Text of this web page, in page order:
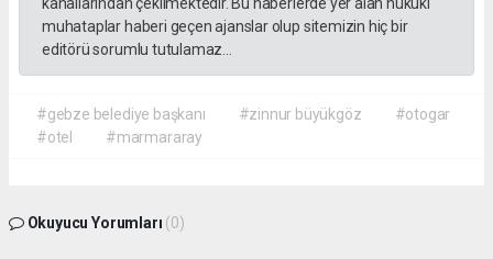
muhataplar haberi geçen ajanslar olup sitemizin hiç bir
editörü sorumlu tutulamaz...
#gebze belediye başkanı #zinnur büyükgöz
#otogar
#otel
#marmararay
Okuyucu Yorumları (0)